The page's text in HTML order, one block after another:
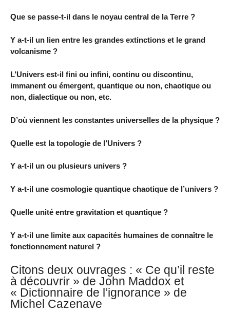
Que se passe-t-il dans le noyau central de la Terre ?
Y a-t-il un lien entre les grandes extinctions et le grand
volcanisme ?
L’Univers est-il fini ou infini, continu ou discontinu,
immanent ou émergent, quantique ou non, chaotique ou
non, dialectique ou non, etc.
D’où viennent les constantes universelles de la physique ?
Quelle est la topologie de l’Univers ?
Y a-t-il un ou plusieurs univers ?
Y a-t-il une cosmologie quantique chaotique de l’univers ?
Quelle unité entre gravitation et quantique ?
Y a-t-il une limite aux capacités humaines de connaître le
fonctionnement naturel ?
Citons deux ouvrages : « Ce qu’il reste
à découvrir » de John Maddox et
« Dictionnaire de l’ignorance » de
Michel Cazenave